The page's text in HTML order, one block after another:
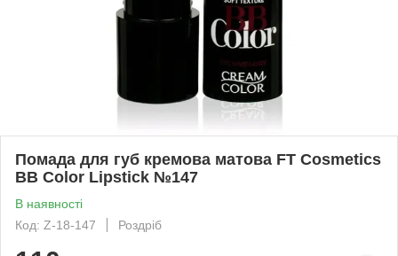
Помада для губ кремова матова FT Cosmetics
BB Color Lipstick №147
В наявності
Код: Z-18-147
Роздріб